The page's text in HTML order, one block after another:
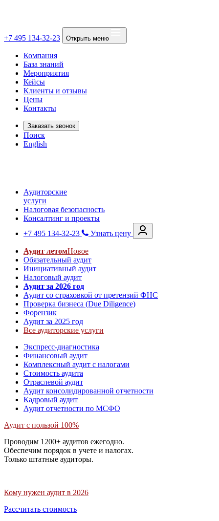
+7 495 134-32-23 Открыть меню
Компания
База знаний
Мероприятия
Кейсы
Клиенты и отзывы
Цены
Контакты
Заказать звонок
Поиск
English
Аудиторские
услуги
Налоговая безопасность
Консалтинг и проекты
+7 495 134-32-23
Узнать цену
Аудит летомНовое
Обязательный аудит
Инициативный аудит
Налоговый аудит
Аудит за 2026 год
Аудит со страховкой от претензий ФНС
Проверка бизнеса (Due Diligence)
Форензик
Аудит за 2025 год
Все аудиторские услуги
Экспресс-диагностика
Финансовый аудит
Комплексный аудит с налогами
Стоимость аудита
Отраслевой аудит
Аудит консолидированной отчетности
Кадровый аудит
Аудит отчетности по МСФО
Аудит с пользой 100%
Проводим 1200+ аудитов ежегодно.
Обеспечим порядок в учете и налогах.
Только штатные аудиторы.
Кому нужен аудит в 2026
Рассчитать стоимость